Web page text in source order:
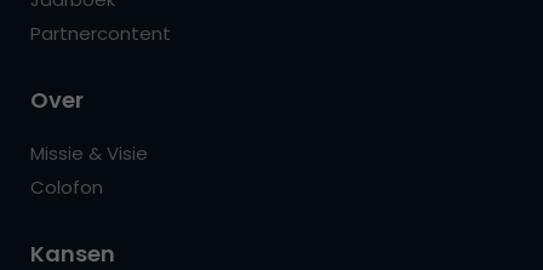
Partnercontent
Over
Missie & Visie
Colofon
Kansen